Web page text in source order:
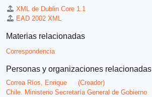
XML de Dublin Core 1.1
EAD 2002 XML
Materias relacionadas
Correspondencia
Personas y organizaciones relacionadas
Correa Ríos, Enrique
(Creador)
Chile. Ministerio Secretaría General de Gobierno